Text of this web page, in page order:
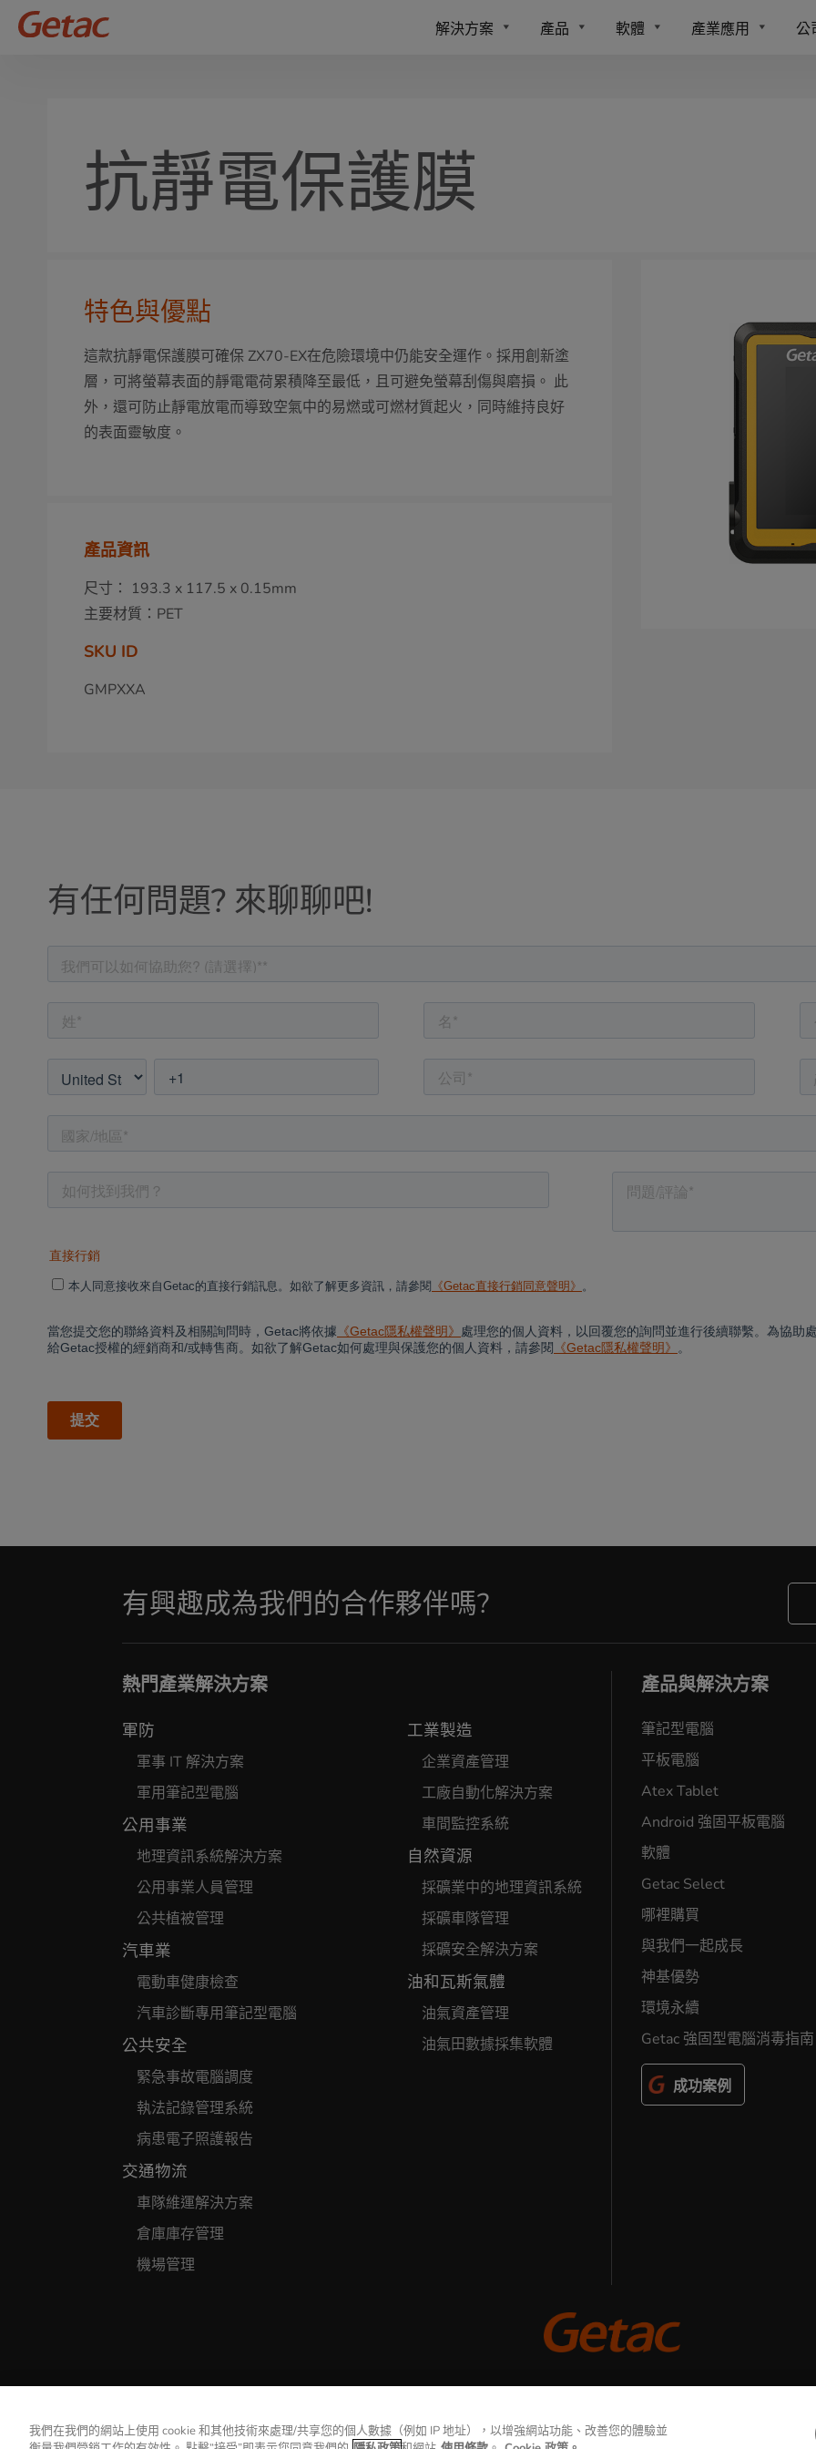
解決方案 產品 軟體 產業應用 公
抗靜電保護膜
特色與優點
這款抗靜電保護膜可確保 ZX70-EX在危險環境中仍能安全運作。採用創新塗
層，可將螢幕表面的靜電電荷累積降至最低，且可避免螢幕刮傷與磨損。 此
外，還可防止靜電放電而導致空氣中的易燃或可燃材質起火，同時維持良好
的表面靈敏度。
產品資訊
尺寸： 193.3 x 117.5 x 0.15mm
主要材質：PET
SKU ID
GMPXXA
Cancel
有任何問題? 來聊聊吧!
有興趣成為我們的合作夥伴嗎?
熱門產業解決方案
軍防
軍事 IT 解決方案
軍用筆記型電腦
公用事業
地理資訊系統解決方案
公用事業人員管理
公共植被管理
汽車業
電動車健康檢查
汽車診斷專用筆記型電腦
公共安全
緊急事故電腦調度
執法記錄管理系統
病患電子照護報告
交通物流
車隊維運解決方案
倉庫庫存管理
機場管理
工業製造
企業資產管理
工廠自動化解決方案
車間監控系統
自然資源
採礦業中的地理資訊系統
採礦車隊管理
採礦安全解決方案
油和瓦斯氣體
油氣資產管理
油氣田數據採集軟體
產品與解決方案
筆記型電腦
平板電腦
Atex Tablet
Android 強固平板電腦
軟體
Getac Select
哪裡購買
與我們一起成長
神基優勢
環境永續
Getac 強固型電腦消毒指南
成功案例
我們在我們的網站上使用 cookie 和其他技術來處理/共享您的個人數據（例如 IP 地址），以增強網站功能、改善您的體驗並